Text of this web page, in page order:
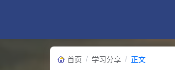
首页 / 学习分享 / 正文